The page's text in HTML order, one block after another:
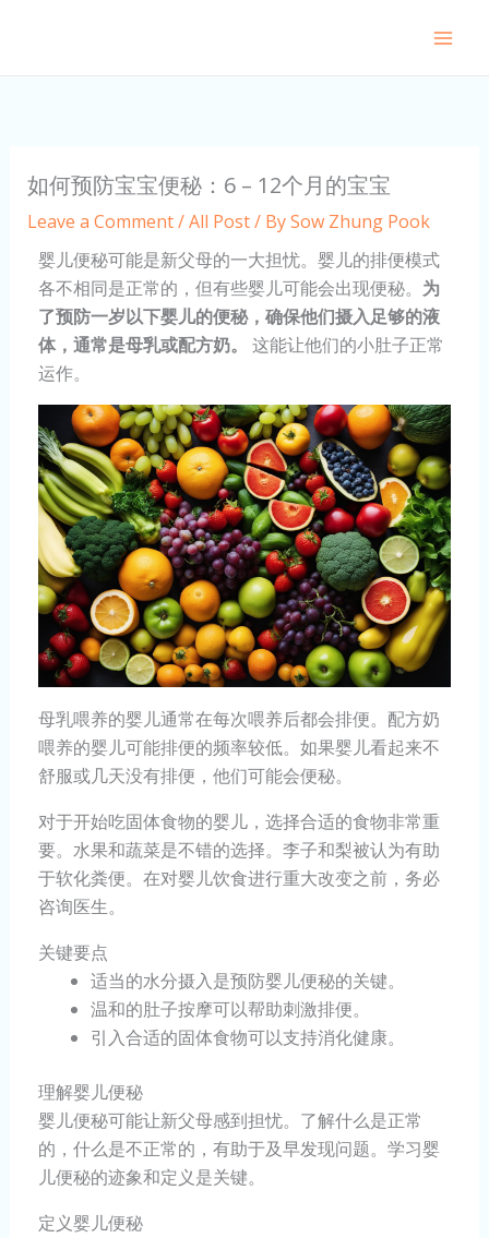
如何预防宝宝便秘：6 – 12个月的宝宝
Leave a Comment/All Post/ BySow Zhung Pook
婴儿便秘可能是新父母的一大担忧。婴儿的排便模式
各不相同是正常的，但有些婴儿可能会出现便秘。 为
了预防一岁以下婴儿的便秘，确保他们摄入足够的液
体，通常是母乳或配方奶。
这能让他们的小肚子正常
运作。
母乳喂养的婴儿通常在每次喂养后都会排便。配方奶
喂养的婴儿可能排便的频率较低。如果婴儿看起来不
舒服或几天没有排便，他们可能会便秘。
对于开始吃固体食物的婴儿，选择合适的食物非常重
要。水果和蔬菜是不错的选择。李子和梨被认为有助
于软化粪便。在对婴儿饮食进行重大改变之前，务必
咨询医生。
关键要点
适当的水分摄入是预防婴儿便秘的关键。
温和的肚子按摩可以帮助刺激排便。
引入合适的固体食物可以支持消化健康。
理解婴儿便秘
婴儿便秘可能让新父母感到担忧。了解什么是正常
的，什么是不正常的，有助于及早发现问题。学习婴
儿便秘的迹象和定义是关键。
定义婴儿便秘